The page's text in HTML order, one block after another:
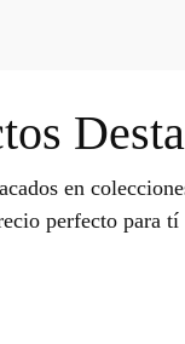
en
perfecto para tí